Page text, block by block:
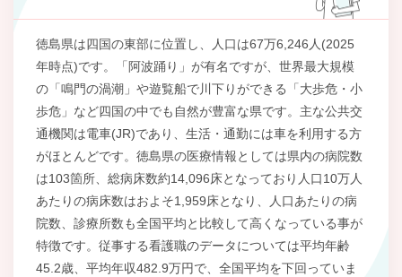
徳島県は四国の東部に位置し、人口は67万6,246人(2025
年時点)です。「阿波踊り」が有名ですが、世界最大規模
の「鳴門の渦潮」や遊覧船で川下りができる「大歩危・小
歩危」など四国の中でも自然が豊富な県です。主な公共交
通機関は電車(JR)であり、生活・通勤には車を利用する方
がほとんどです。徳島県の医療情報としては県内の病院数
は103箇所、総病床数約14,096床となっており人口10万人
あたりの病床数はおよそ1,959床となり、人口あたりの病
院数、診療所数も全国平均と比較して高くなっている事が
特徴です。従事する看護職のデータについては平均年齢
45.2歳、平均年収482.9万円で、全国平均を下回っていま